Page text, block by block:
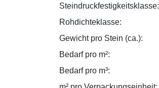
Steindruckfestigkeitsklasse:
Rohdichteklasse:
Gewicht pro Stein (ca.):
Bedarf pro m²:
Bedarf pro m³: